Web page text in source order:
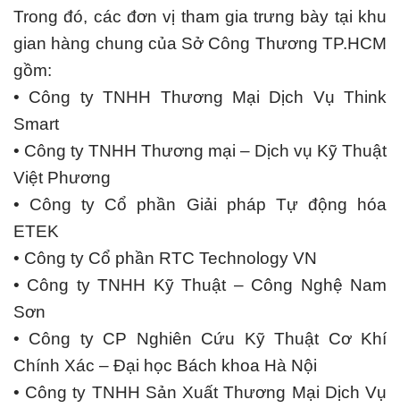
Trong đó, các đơn vị tham gia trưng bày tại khu
gian hàng chung của Sở Công Thương TP.HCM
gồm:
• Công ty TNHH Thương Mại Dịch Vụ Think
Smart
• Công ty TNHH Thương mại – Dịch vụ Kỹ Thuật
Việt Phương
• Công ty Cổ phần Giải pháp Tự động hóa
ETEK
• Công ty Cổ phần RTC Technology VN
• Công ty TNHH Kỹ Thuật – Công Nghệ Nam
Sơn
• Công ty CP Nghiên Cứu Kỹ Thuật Cơ Khí
Chính Xác – Đại học Bách khoa Hà Nội
• Công ty TNHH Sản Xuất Thương Mại Dịch Vụ